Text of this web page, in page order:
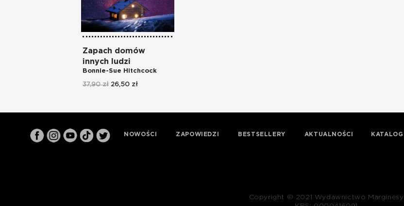
Zapach domów
innych ludzi
Bonnie-Sue Hitchcock
37,90 zł 26,50 zł
NOWOŚCI ZAPOWIEDZI BESTSELLERY AKTUALNOŚCI KATALOG
Copyright © 2021 Wydawnictwo Marginesy